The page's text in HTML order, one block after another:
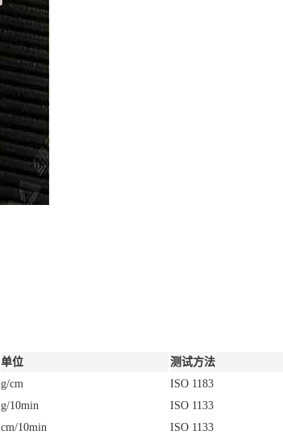
单位
测试方法
g/cm
ISO 1183
g/10min
ISO 1133
cm/10min
ISO 1133